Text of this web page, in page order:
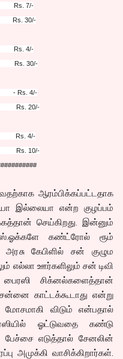
7/-
30/-
4/-
30/-
4/-
20/-
4/-
10/-
ஆரம்பிக்கப்பட்டதாக
இல்லையா என்ற குழப்பம்
செய்கிறது. இன்னும்
கண்ட்ரோல் ரூம்
கேபிளில் சன் குழும
எல்லா ஊர்களிலும் சன் டிவி
பைரஸி சிக்னல்களைத்தான்
காட்டக்கூடாது என்று
விடும் என்பதால்
ஓட்டுவதை கண்டு
எடுத்தால் சேனலின்
அமுக்கி வாசிக்கிறார்கள்.